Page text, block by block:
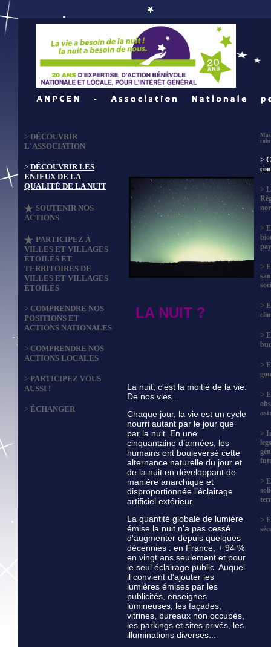
> DÉCOUVRIR
L'ASSOCIATION
> DÉCOUVRIR LES
ENJEUX DE LA
QUALITÉ DE LA NUIT
SOUTENIR NOS
ACTIONS
PARTICIPEZ À
VILLES ET VILLAGES
ÉTOILÉS ET
TERRITOIRES DE
VILLES ET VILLAGES
ÉTOILÉS
> COMPRENDRE NOS
POSITIONS ET
ACTIONS NATIONALES
> COMPRENDRE NOS
ACTIONS LOCALES
> PARTICIPEZ VOUS
AUSSI !
> ÉCHANGER
LA NUIT ?
La nuit, c'est la moitié de la vie.
De nos vies...
Chaque jour, la vie est un cycle
nourri autant par le jour que
par la nuit. En une
cinquantaine d’années, les
humains ont bouleversé cette
alternance naturelle du jour et
de la nuit en développant de
manière anarchique et
disproportionnée l’éclairage
artificiel extérieur.
La quantité globale de lumière
émise la nuit n'a pas cessé
d'augmenter depuis quelques
décennies : en France, + 94 %
en vingt ans seulement et pour
le seul éclairage public. Auquel
il convient d'ajouter les
lumières émises par les
publicités, enseignes
lumineuses, les façades,
vitrines, bureaux non occupés,
les parkings et sites privés, les
illuminations diverses...
>
>
>
>
>
>
>
>
>
>
>